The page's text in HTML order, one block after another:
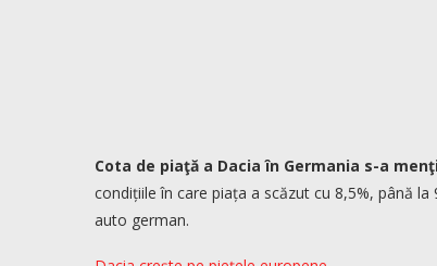
Cota de piaţă a Dacia în Germania s-a
condițiile în care piața a scăzut cu 8,5%, până
auto german.